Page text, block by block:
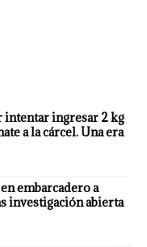
intentar ingresar 2 kg
a la cárcel. Una era
embarcadero a
investigación abierta